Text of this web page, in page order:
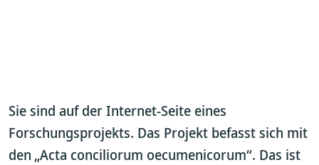
Sie sind auf der Internet-Seite eines
Forschungsprojekts. Das Projekt befasst sich mit
den „Acta conciliorum oecumenicorum“. Das ist